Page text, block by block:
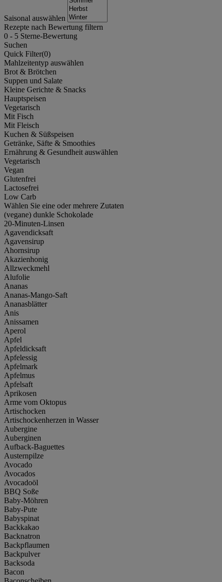
Saisonal auswählen
Rezepte nach Bewertung filtern
0 - 5 Sterne-Bewertung
Suchen
Quick Filter(0)
Mahlzeitentyp auswählen
Brot & Brötchen
Suppen und Salate
Kleine Gerichte & Snacks
Hauptspeisen
Vegetarisch
Mit Fisch
Mit Fleisch
Kuchen & Süßspeisen
Getränke, Säfte & Smoothies
Ernährung & Gesundheit auswählen
Vegetarisch
Vegan
Glutenfrei
Lactosefrei
Low Carb
Wählen Sie eine oder mehrere Zutaten
(vegane) dunkle Schokolade
20-Minuten-Linsen
Agavendicksaft
Agavensirup
Ahornsirup
Akazienhonig
Allzweckmehl
Alufolie
Ananas
Ananas-Mango-Saft
Ananasblätter
Anis
Anissamen
Aperol
Apfel
Apfeldicksaft
Apfelessig
Apfelmark
Apfelmus
Apfelsaft
Aprikosen
Arme vom Oktopus
Artischocken
Artischockenherzen in Wasser
Aubergine
Auberginen
Aufback-Baguettes
Austernpilze
Avocado
Avocados
Avocadoöl
BBQ Soße
Baby-Möhren
Baby-Pute
Babyspinat
Backkakao
Backnatron
Backpflaumen
Backpulver
Backsoda
Bacon